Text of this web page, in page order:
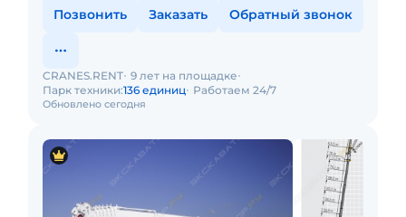
Позвонить Заказать Обратный звонок
Обновлено сегодня
CRANES.RENT 9 лет на площадке
Парк техники:136 единиц Работаем 24/7